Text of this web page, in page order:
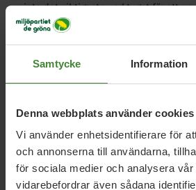
Samtycke Information
Denna webbplats använder cookies
Vi använder enhetsidentifierare för
och annonserna till användarna,
för sociala medier och analysera
vidarebefordrar även sådana
inte det viktigaste verktyget för att
elevhälsa och specialpedagogiskt
resurser att agera när svårigheter
Vi har svarenpå